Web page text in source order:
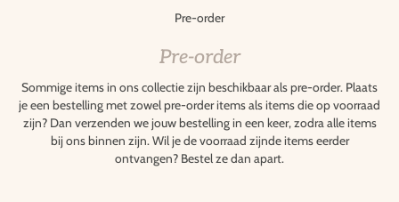
Pre-order
Pre-order
Sommige items in ons collectie zijn beschikbaar als pre-order. Plaats
je een bestelling met zowel pre-order items als items die op voorraad
zijn? Dan verzenden we jouw bestelling in een keer, zodra alle items
bij ons binnen zijn. Wil je de voorraad zijnde items eerder
ontvangen? Bestel ze dan apart.